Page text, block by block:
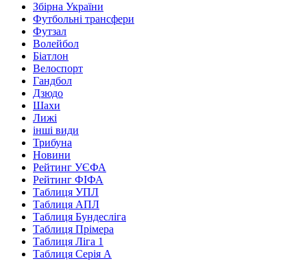
Збірна України
Футбольні трансфери
Футзал
Волейбол
Біатлон
Велоспорт
Гандбол
Дзюдо
Шахи
Лижі
інші види
Трибуна
Новини
Рейтинг УЄФА
Рейтинг ФІФА
Таблиця УПЛ
Таблиця АПЛ
Таблиця Бундесліга
Таблиця Прімера
Таблиця Ліга 1
Таблиця Серія А